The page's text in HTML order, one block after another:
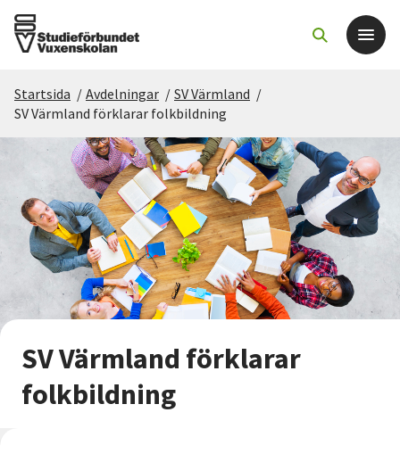
Det här gör vi
För dig som
Sök kurser och evenemang
Om SV
Starta studiecirkel
Cirkelledare
Nyheter
Startsida / Avdelningar / SV Värmland /
SV Värmland förklarar folkbildning
SV Värmland förklarar
folkbildning